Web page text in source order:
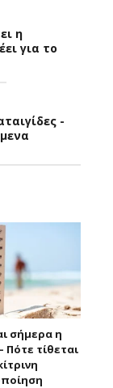
η
για το
-
σήμερα η
Πότε τίθεται